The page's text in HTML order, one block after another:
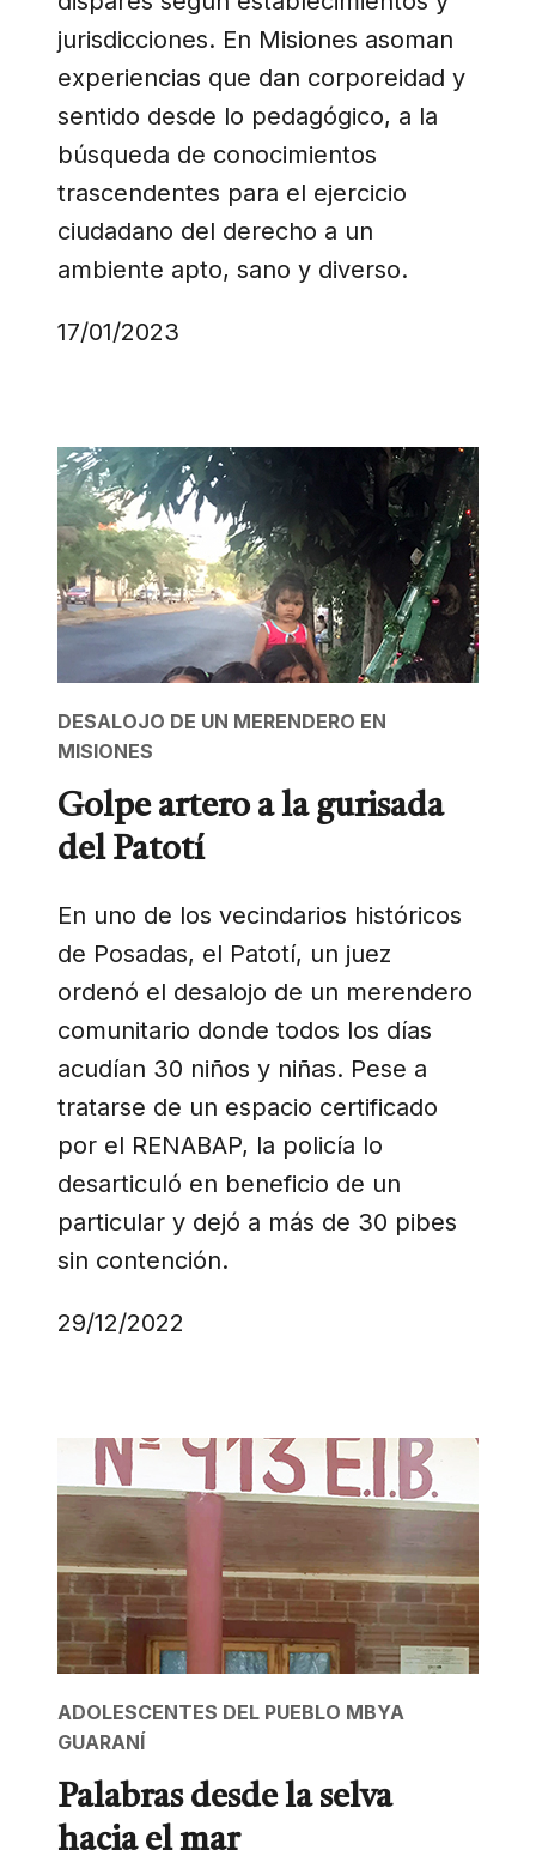
jurisdicciones. En Misiones asoman
experiencias que dan corporeidad y
sentido desde lo pedagógico, a la
búsqueda de conocimientos
trascendentes para el ejercicio
ciudadano del derecho a un
ambiente apto, sano y diverso.
17/01/2023
DESALOJO DE UN MERENDERO EN
MISIONES
Golpe artero a la gurisada
del Patotí
En uno de los vecindarios históricos
de Posadas, el Patotí, un juez
ordenó el desalojo de un merendero
comunitario donde todos los días
acudían 30 niños y niñas. Pese a
tratarse de un espacio certificado
por el RENABAP, la policía lo
desarticuló en beneficio de un
particular y dejó a más de 30 pibes
sin contención.
29/12/2022
ADOLESCENTES DEL PUEBLO MBYA
GUARANÍ
Palabras desde la selva
hacia el mar